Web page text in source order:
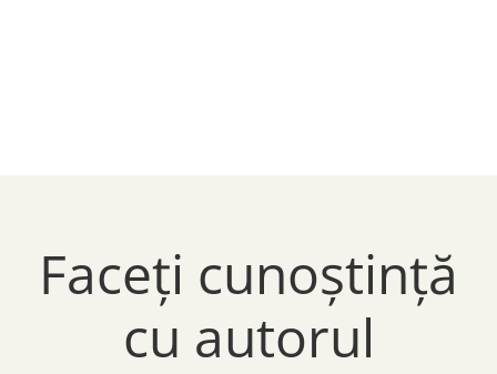
Faceți cunoștință
cu autorul